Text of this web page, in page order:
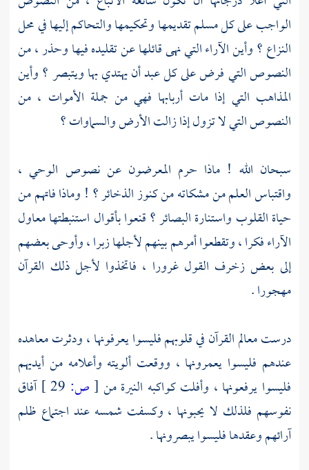
الواجب على كل مسلم تقديمها وتحكيمها والتحاكم إليها في محل
النزاع ؟ وأين الآراء التي نهى قائلها عن تقليده فيها وحذر ، من
النصوص التي فرض على كل عبد أن يهتدي بها ويتبصر ؟ وأين
المذاهب التي إذا مات أربابها فهي من جملة الأموات ، من
النصوص التي لا تزول إذا زالت الأرض والسماوات ؟
سبحان الله ! ماذا حرم المعرضون عن نصوص الوحي ،
واقتباس العلم من مشكاته من كنوز الذخائر ؟ ! وماذا فاتهم من
حياة القلوب واستنارة البصائر ؟ قنعوا بأقوال استنبطتها معاول
الآراء فكرا ، وتقطعوا أمرهم بينهم لأجلها زبرا ، وأوحى بعضهم
إلى بعض زخرف القول غرورا ، فاتخذوا لأجل ذلك القرآن
مهجورا .
درست معالم القرآن في قلوبهم فليسوا يعرفونها ، ودثرت معاهده
عندهم فليسوا يعمرونها ، ووقعت ألويته وأعلامه من أيديهم
فليسوا يرفعونها ، وأفلت كواكبه النيرة من [ص:
آفاق
نفوسهم فلذلك لا يحبونها ، وكسفت شمسه عند اجتماع ظلم
آرائهم وعقدها فليسوا يبصرونها .